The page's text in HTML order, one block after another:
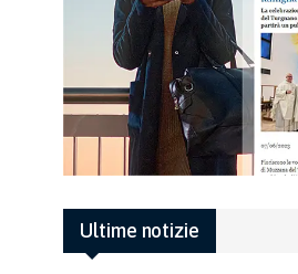
Ultime notizie